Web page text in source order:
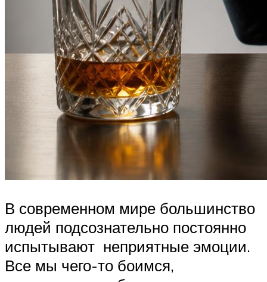
В современном мире большинство
людей подсознательно постоянно
испытывают неприятные эмоции.
Все мы чего-то боимся,